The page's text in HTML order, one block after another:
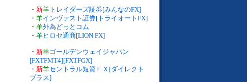
・ 新羊 トレイダーズ証券[みんなのFX]
・ 羊インヴァスト証券[トライオートFX]
・ 羊外為どっとコム
・ 羊ヒロセ通商[LION FX]
・ 新羊ゴールデンウェイジャパン
[FXTFMT4][FXTFGX]
・ 新羊セントラル短資ＦＸ[ダイレクト
プラス]